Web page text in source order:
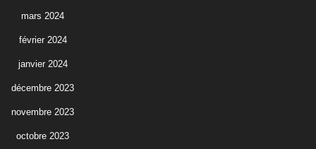
mars 2024
février 2024
janvier 2024
décembre 2023
novembre 2023
octobre 2023